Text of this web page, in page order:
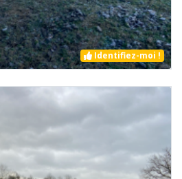
Identifiez-moi !